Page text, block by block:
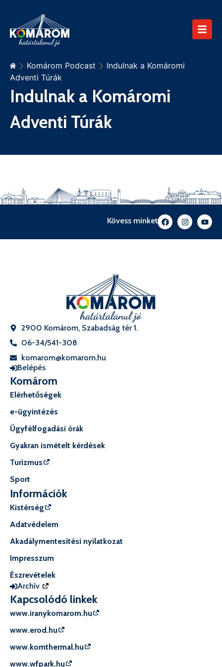
Komárom Podcast
Indulnak a Komáromi
Adventi Túrák
Indulnak a Komáromi
Adventi Túrák
Kövess minket
2900 Komárom, Szabadság tér 1.
06-34/541-308
komarom@komarom.hu
Belépés
Komárom
Elérhetőségek
e-ügyintézés
Ügyfélfogadási órák
Gyakran ismételt kérdések
Turizmus
Sport
Információk
Kistérség
Adatvédelem
Akadálymentesítési nyilatkozat
Impresszum
Észrevételek
Archív
Kapcsolódó linkek
www.iranykomarom.hu
www.erod.hu
www.komthermal.hu
www.wfpark.hu